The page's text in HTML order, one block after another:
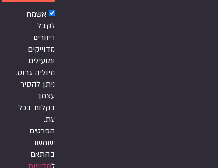
אשמח
לקבל
דיוורים
מדוייקים
ומועילים
מיוליה גרוס.
ניתן להסיר
עצמך
בקלות בכל
עת.
הפרטים
ישמשו
בהתאם
למדיניות